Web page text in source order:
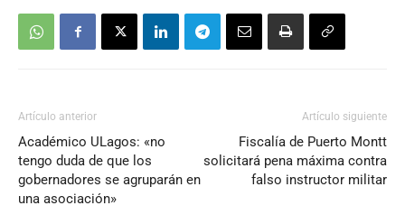
Artículo anterior
Académico ULagos: «no
tengo duda de que los
gobernadores se agruparán en
una asociación»
Artículo siguiente
Fiscalía de Puerto Montt
solicitará pena máxima contra
falso instructor militar